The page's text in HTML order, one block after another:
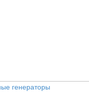
генераторы